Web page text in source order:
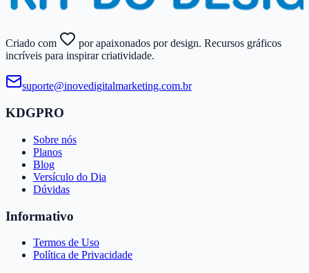
Criado com
por apaixonados por design. Recursos gráficos
incríveis para inspirar criatividade.
suporte@​inovedigitalmarketing.​com.​br
KDGPRO
Sobre nós
Planos
Blog
Versículo do Dia
Dúvidas
Informativo
Termos de Uso
Política de Privacidade